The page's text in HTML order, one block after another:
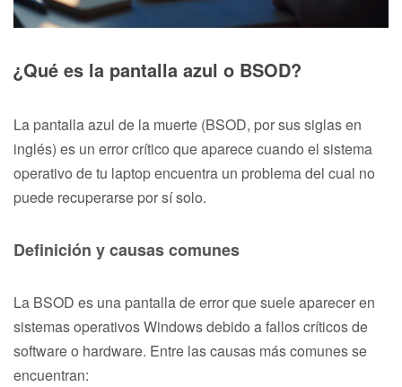
¿Qué es la pantalla azul o BSOD?
La pantalla azul de la muerte (BSOD, por sus siglas en
inglés) es un error crítico que aparece cuando el sistema
operativo de tu laptop encuentra un problema del cual no
puede recuperarse por sí solo.
Definición y causas comunes
La BSOD es una pantalla de error que suele aparecer en
sistemas operativos Windows debido a fallos críticos de
software o hardware. Entre las causas más comunes se
encuentran: